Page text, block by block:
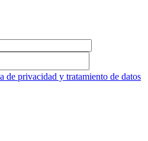
de privacidad y tratamiento de datos